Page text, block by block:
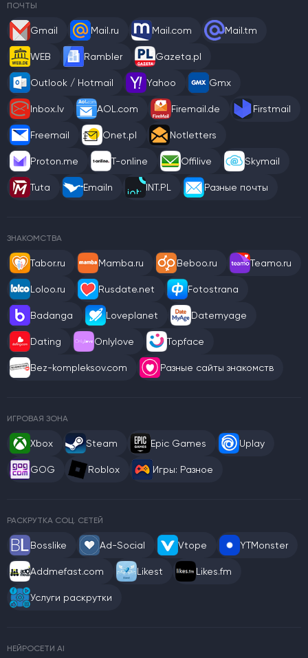
ПОЧТЫ
Gmail Mail.ru Mail.com Mail.tm
WEB Rambler Gazeta.pl
Outlook / Hotmail Yahoo Gmx
Inbox.lv AOL.com Firemail.de Firstmail
Freemail Onet.pl Notletters
Proton.me T-online Offilive Skymail
Tuta Emailn INT.PL Разные почты
ЗНАКОМСТВА
Tabor.ru Mamba.ru Beboo.ru Teamo.ru
Loloo.ru Rusdate.net Fotostrana
Badanga Loveplanet Datemyage
Dating Onlylove Topface
Bez-kompleksov.com Разные сайты знакомств
ИГРОВАЯ ЗОНА
Xbox Steam Epic Games Uplay
GOG Roblox Игры: Разное
РАСКРУТКА СОЦ. СЕТЕЙ
Bosslike Ad-Social Vtope YTMonster
Addmefast.com Likest Likes.fm
Услуги раскрутки
НЕЙРОСЕТИ AI